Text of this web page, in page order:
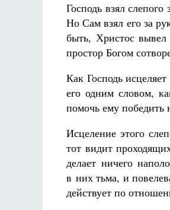
Господь взял
Но Сам взял его за
быть, Христос
простор Богом
Как Господь
его одним словом,
помочь ему победить
Исцеление этого
тот видит
делает ничего
в них тьма, и
действует по
Разлуки не будет
Фредерика де